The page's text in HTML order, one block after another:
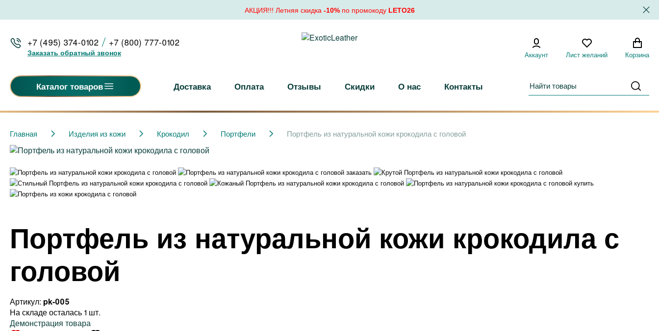
АКЦИЯ!!! Летняя скидка -10%по промокоду LETO26
+7 (495) 374-0102 +7 (800) 777-0102
Заказать обратный звонок Аккаунт Лист желаний Корзина
Каталог товаров Доставка Оплата Отзывы Скидки О нас Контакты
Главная Изделия из кожи Крокодил Портфели Портфель из натуральной кожи крокодила с головой
Портфель из натуральной кожи крокодила с
головой
Артикул: pk-005
На складе осталась 1 шт.
Демонстрация товара